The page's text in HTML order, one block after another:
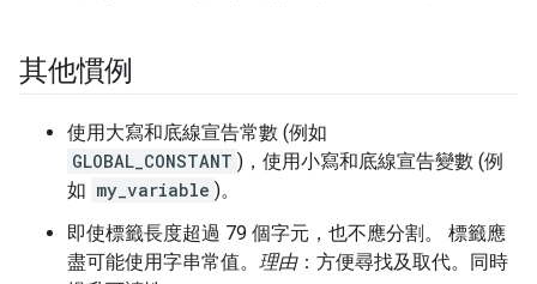
其他慣例
使用大寫和底線宣告常數 (例如
GLOBAL_CONSTANT )，使用小寫和底線宣告變數 (例
如 my_variable )。
即使標籤長度超過 79 個字元，也不應分割。 標籤應
盡可能使用字串常值。 理由：方便尋找及取代。同時